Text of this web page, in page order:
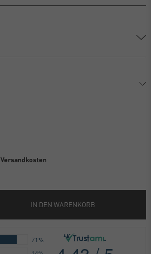
Versandkosten
IN DEN WARENKORB